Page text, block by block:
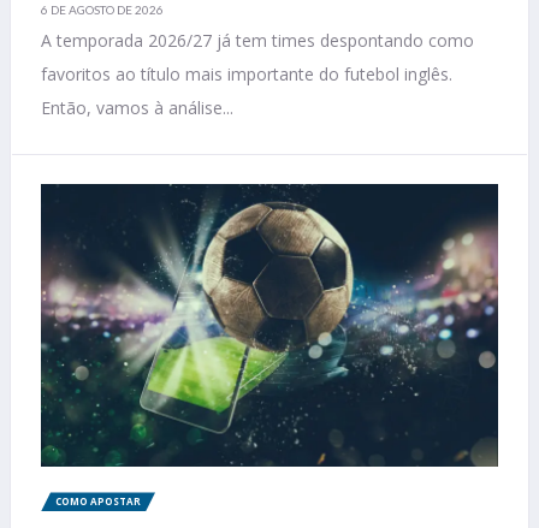
6 DE AGOSTO DE 2026
A temporada 2026/27 já tem times despontando como
favoritos ao título mais importante do futebol inglês.
Então, vamos à análise...
COMO APOSTAR